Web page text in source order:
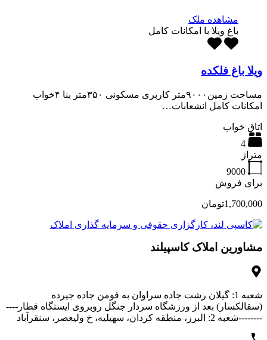
مشاهده ملک
باغ ویلا با امکانات کامل
ویلا باغ فلکده
مساحت زمین۹۰۰۰متر کاربری مسکونی ۳۵۰متر بنا ۴خواب
امکانات کامل انشعابات…
اتاق خواب
4
متراژ
9000
برای فروش
1,700,000تومان
مشاورین املاک کاسپیلند
شعبه 1: گیلان رشت جاده سراوان به فومن جاده جیرده
(سقالکسار) بعد از ورزشگاه سردار جنگل روبروی ایستگاه قطار----
--------شعبه 2: البرز، منطقه کردان، سهیلیه، خ ولیعصر، سنقرآباد